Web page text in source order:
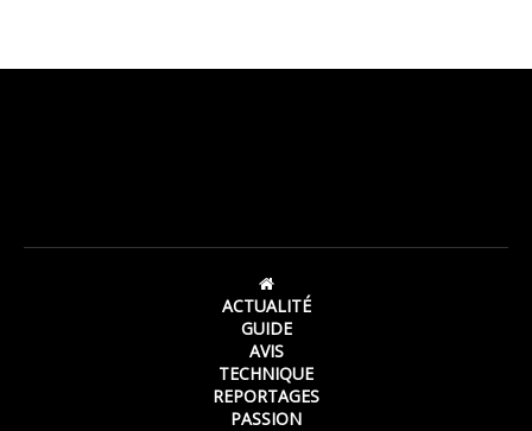
ACTUALITÉ
GUIDE
AVIS
TECHNIQUE
REPORTAGES
PASSION